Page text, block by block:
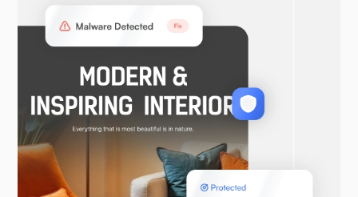
ووکامرس